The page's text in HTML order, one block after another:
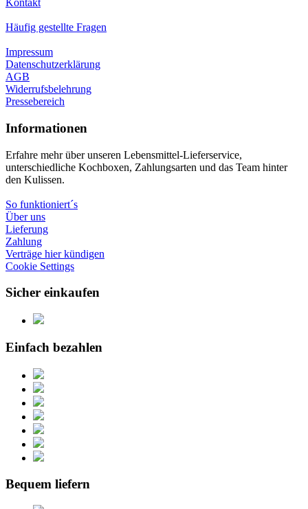
Kontakt
Häufig gestellte Fragen
Impressum
Datenschutzerklärung
AGB
Widerrufsbelehrung
Pressebereich
Informationen
Erfahre mehr über unseren Lebensmittel-Lieferservice,
unterschiedliche Kochboxen, Zahlungsarten und das Team hinter
den Kulissen.
So funktioniert´s
Über uns
Lieferung
Zahlung
Verträge hier kündigen
Cookie Settings
Sicher einkaufen
Einfach bezahlen
Bequem liefern